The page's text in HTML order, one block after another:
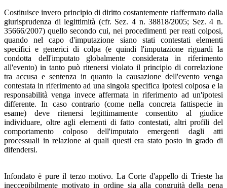
Costituisce invero principio di diritto costantemente riaffermato dalla
giurisprudenza di legittimità (cfr. Sez. 4 n. 38818/2005; Sez. 4 n.
35666/2007) quello secondo cui, nei procedimenti per reati colposi,
quando nel capo d'imputazione siano stati contestati elementi
specifici e generici di colpa (e quindi l'imputazione riguardi la
condotta dell'imputato globalmente considerata in riferimento
all'evento) in tanto può ritenersi violato il principio di correlazione
tra accusa e sentenza in quanto la causazione dell'evento venga
contestata in riferimento ad una singola specifica ipotesi colposa e la
responsabilità venga invece affermata in riferimento ad un'ipotesi
differente. In caso contrario (come nella concreta fattispecie in
esame) deve ritenersi legittimamente consentito al giudice
individuare, oltre agli elementi di fatto contestati, altri profili del
comportamento colposo dell'imputato emergenti dagli atti
processuali in relazione ai quali questi era stato posto in grado di
difendersi.
Infondato è pure il terzo motivo. La Corte d'appello di Trieste ha
ineccepibilmente motivato in ordine sia alla congruità della pena